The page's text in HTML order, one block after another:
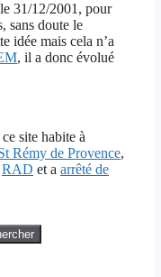
31/12/2001, pour
sans doute le
idée mais cela n’a
, il a donc évolué
site habite à
Rémy de Provence,
RAD et a arrêté de